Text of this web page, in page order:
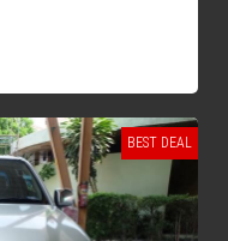
BEST DEAL